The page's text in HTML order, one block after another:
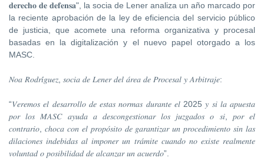
𝐝𝐞𝐫𝐞𝐜𝐡𝐨 𝐝𝐞 𝐝𝐞𝐟𝐞𝐧𝐬𝐚", la socia de Lener analiza un año marcado por
la reciente aprobación de la ley de eficiencia del servicio público
de justicia, que acomete una reforma organizativa y procesal
basadas en la digitalización y el nuevo papel otorgado a los
MASC.
𝑁𝑜𝑎 𝑅𝑜𝑑𝑟𝑖́𝑔𝑢𝑒𝑧, 𝑠𝑜𝑐𝑖𝑎 𝑑𝑒 𝐿𝑒𝑛𝑒𝑟 𝑑𝑒𝑙 𝑎́𝑟𝑒𝑎 𝑑𝑒 𝑃𝑟𝑜𝑐𝑒𝑠𝑎𝑙 𝑦 𝐴𝑟𝑏𝑖𝑡𝑟𝑎𝑗𝑒:
“𝑉𝑒𝑟𝑒𝑚𝑜𝑠 𝑒𝑙 𝑑𝑒𝑠𝑎𝑟𝑟𝑜𝑙𝑙𝑜 𝑑𝑒 𝑒𝑠𝑡𝑎𝑠 𝑛𝑜𝑟𝑚𝑎𝑠 𝑑𝑢𝑟𝑎𝑛𝑡𝑒 𝑒𝑙 2025 𝑦 𝑠𝑖 𝑙𝑎 𝑎𝑝𝑢𝑒𝑠𝑡𝑎
𝑝𝑜𝑟 𝑙𝑜𝑠 𝑀𝐴𝑆𝐶 𝑎𝑦𝑢𝑑𝑎 𝑎 𝑑𝑒𝑠𝑐𝑜𝑛𝑔𝑒𝑠𝑡𝑖𝑜𝑛𝑎𝑟 𝑙𝑜𝑠 𝑗𝑢𝑧𝑔𝑎𝑑𝑜𝑠 𝑜 𝑠𝑖, 𝑝𝑜𝑟 𝑒𝑙
𝑐𝑜𝑛𝑡𝑟𝑎𝑟𝑖𝑜, 𝑐ℎ𝑜𝑐𝑎 𝑐𝑜𝑛 𝑒𝑙 𝑝𝑟𝑜𝑝𝑜́𝑠𝑖𝑡𝑜 𝑑𝑒 𝑔𝑎𝑟𝑎𝑛𝑡𝑖𝑧𝑎𝑟 𝑢𝑛 𝑝𝑟𝑜𝑐𝑒𝑑𝑖𝑚𝑖𝑒𝑛𝑡𝑜 𝑠𝑖𝑛 𝑙𝑎𝑠
𝑑𝑖𝑙𝑎𝑐𝑖𝑜𝑛𝑒𝑠 𝑖𝑛𝑑𝑒𝑏𝑖𝑑𝑎𝑠 𝑎𝑙 𝑖𝑚𝑝𝑜𝑛𝑒𝑟 𝑢𝑛 𝑡𝑟𝑎́𝑚𝑖𝑡𝑒 𝑐𝑢𝑎𝑛𝑑𝑜 𝑛𝑜 𝑒𝑥𝑖𝑠𝑡𝑒 𝑟𝑒𝑎𝑙𝑚𝑒𝑛𝑡𝑒
𝑣𝑜𝑙𝑢𝑛𝑡𝑎𝑑 𝑜 𝑝𝑜𝑠𝑖𝑏𝑖𝑙𝑖𝑑𝑎𝑑 𝑑𝑒 𝑎𝑙𝑐𝑎𝑛𝑧𝑎𝑟 𝑢𝑛 𝑎𝑐𝑢𝑒𝑟𝑑𝑜”.